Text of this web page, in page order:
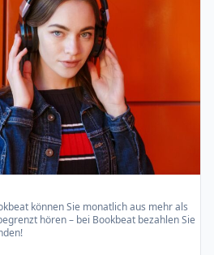
können Sie monatlich aus mehr als
hören – bei Bookbeat bezahlen Sie